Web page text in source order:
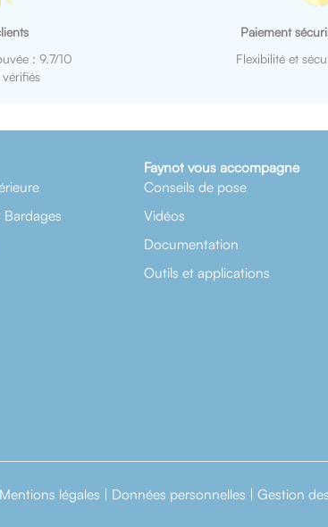
: 9.7/10
Paiement
Flexibilité et
Faynot vous accompagne
Conseils de pose
Vidéos
Documentation
Outils et applications
Mentions légales | Données personnelles | Gestion